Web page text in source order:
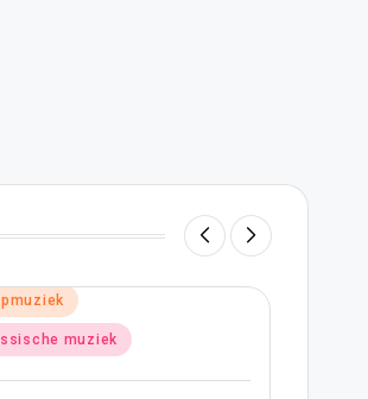
Geplaatst
in
Popmuziek
Russische muziek